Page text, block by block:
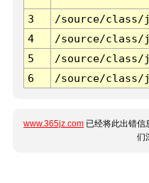
3 /source/class/
4
/source/class/
5
/source/class/
6
/source/class/
www.365jz.com 已经将此出错信
们